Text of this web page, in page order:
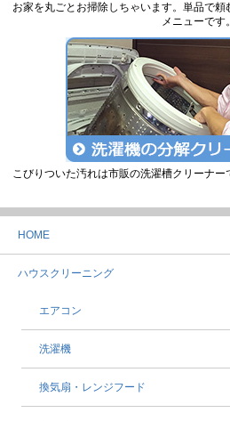
お家を丸ごとお掃除しちゃいます。単品で
メニューです。
こびりついた汚れは市販の洗濯槽クリーナー
HOME
ハウスクリーニング
エアコン
洗濯機
換気扇・レンジフード